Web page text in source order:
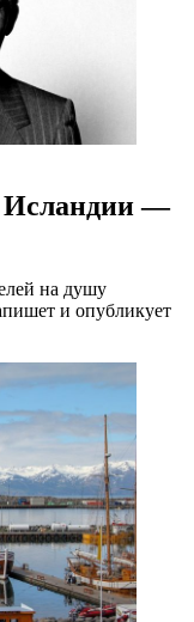
Исландии —
на душу
и опубликует